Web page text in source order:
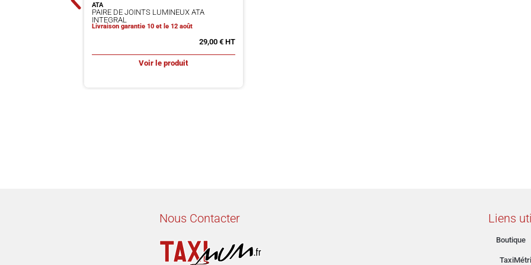
ATA
PAIRE DE JOINTS LUMINEUX ATA
INTEGRAL
Livraison garantie 10 et le 12 août
29,00 €
Voir le produit
Nous Contacter Liens
Boutique